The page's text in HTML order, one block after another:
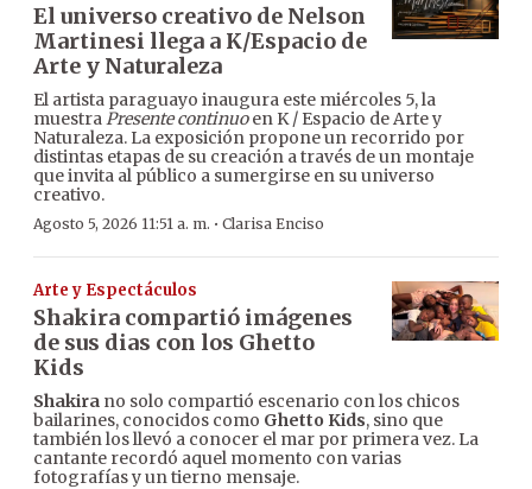
El universo creativo de Nelson
Martinesi llega a K/Espacio de
Arte y Naturaleza
El artista paraguayo inaugura este miércoles 5, la
muestraPresente continuoen K / Espacio de Arte y
Naturaleza. La exposición propone un recorrido por
distintas etapas de su creación a través de un montaje
que invita al público a sumergirse en su universo
creativo.
Agosto 5, 2026 11:51 a. m. · Clarisa Enciso
Arte y Espectáculos
Shakira compartió imágenes
de sus dias con los Ghetto
Kids
Shakira no solo compartió escenario con los chicos
bailarines, conocidos como Ghetto Kids, sino que
también los llevó a conocer el mar por primera vez. La
cantante recordó aquel momento con varias
fotografías y un tierno mensaje.